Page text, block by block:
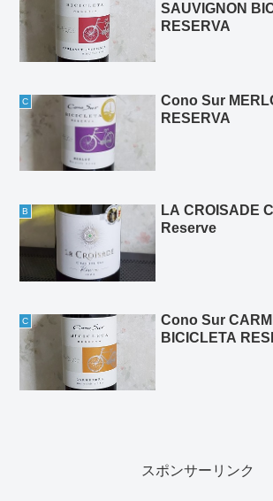
SAUVIGNON
RESERVA
C
Cono Sur
RESERVA
B
LA CROISADE
Reserve
C
Cono Sur
BICICLETA
スポンサーリンク